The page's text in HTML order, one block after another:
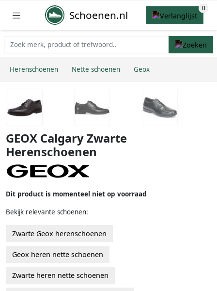
Schoenen.nl
Herenschoenen Nette schoenen Geox
GEOX Calgary Zwarte
Herenschoenen
Dit product is momenteel niet op voorraad
Bekijk relevante schoenen:
Zwarte Geox herenschoenen
Geox heren nette schoenen
Zwarte heren nette schoenen